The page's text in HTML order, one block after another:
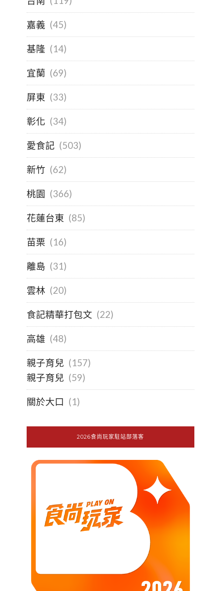
嘉義 (45)
基隆 (14)
宜蘭 (69)
屏東 (33)
彰化 (34)
愛食記 (503)
新竹 (62)
桃園 (366)
花蓮台東 (85)
苗栗 (16)
離島 (31)
雲林 (20)
食記精華打包文 (22)
高雄 (48)
親子育兒 (157)
親子育兒 (59)
關於大口 (1)
2026食尚玩家駐站部落客